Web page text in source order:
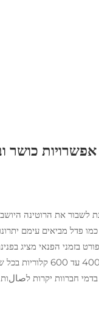
כושר
לשבור את הרוטינה
פדל מביאים עימם
בזמני הפנאי מציג
היתרונות הרבים של פעילות מסוג זה לבריאות הכללית. ניקח לדוגמה את
חברוות יקרות